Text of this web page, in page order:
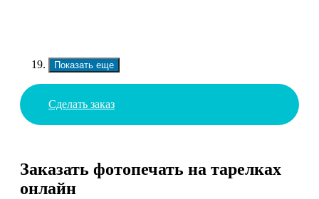
Показать еще
Сделать заказ
Заказать фотопечать на тарелках
онлайн